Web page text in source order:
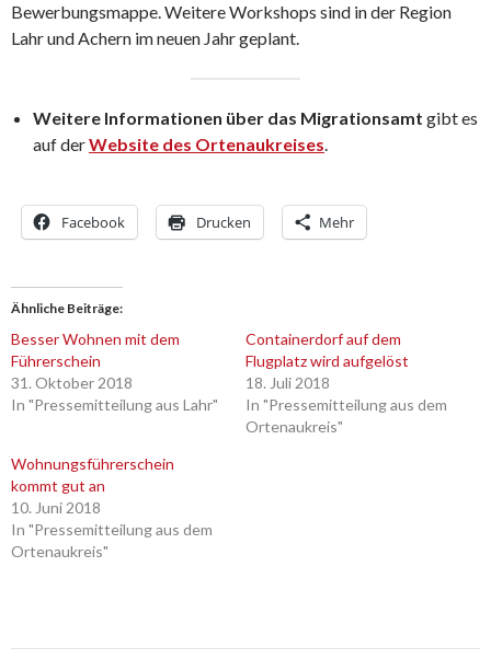
Bewerbungsmappe. Weitere Workshops sind in der Region
Lahr und Achern im neuen Jahr geplant.
Weitere Informationen über das Migrationsamt gibt es
auf derWebsite des Ortenaukreises.
Facebook Drucken Mehr
Ähnliche Beiträge
Besser Wohnen mit dem
Führerschein
31. Oktober 2018
In "Pressemitteilung aus Lahr"
Containerdorf auf dem
Flugplatz wird aufgelöst
18. Juli 2018
In "Pressemitteilung aus dem
Ortenaukreis"
Wohnungsführerschein
kommt gut an
10. Juni 2018
In "Pressemitteilung aus dem
Ortenaukreis"